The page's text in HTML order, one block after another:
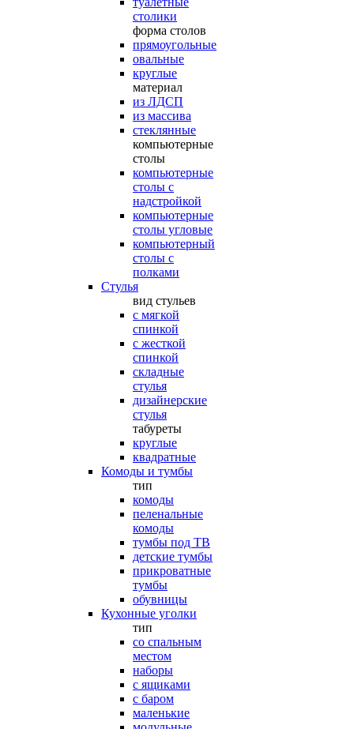
столики
форма столов
прямоугольные
овальные
круглые
материал
из ЛДСП
из массива
стеклянные
компьютерные
столы
компьютерные
столы с
надстройкой
компьютерные
столы угловые
компьютерный
столы с
полками
Стулья
вид стульев
с мягкой
спинкой
с жесткой
спинкой
складные
стулья
дизайнерские
стулья
табуреты
круглые
квадратные
Комоды и тумбы
тип
комоды
пеленальные
комоды
тумбы под ТВ
детские тумбы
прикроватные
тумбы
обувницы
Кухонные уголки
тип
со спальным
местом
наборы
с ящиками
с баром
маленькие